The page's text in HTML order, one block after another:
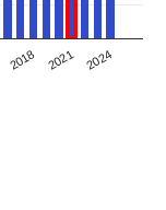
2018 2021 2024